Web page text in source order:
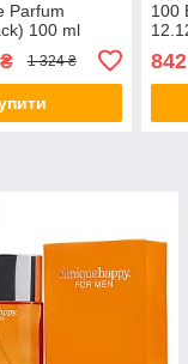
Parfum
100 ml
Упаковка)
1 324 ₴
100
842